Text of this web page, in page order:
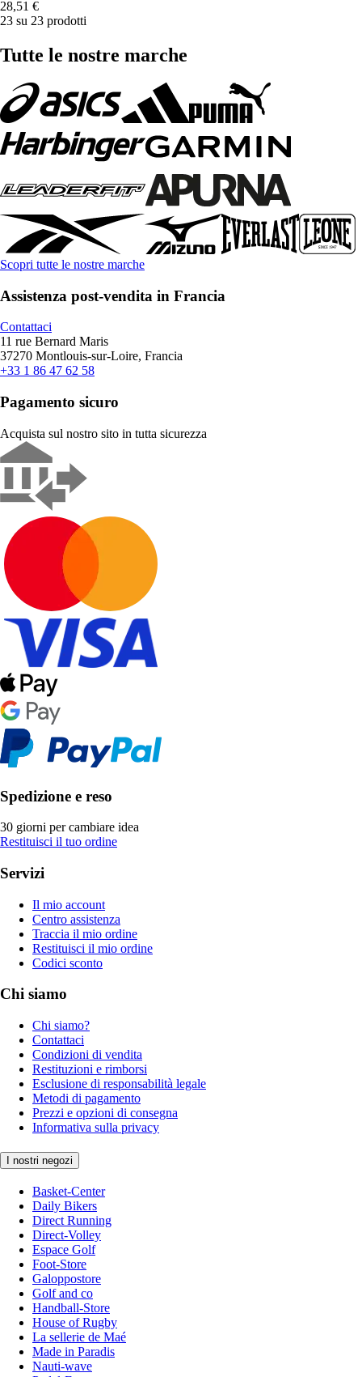
28,51 €
23 su 23 prodotti
Tutte le nostre marche
Scopri tutte le nostre marche
Assistenza post-vendita in Francia
Contattaci
11 rue Bernard Maris
37270 Montlouis-sur-Loire, Francia
+33 1 86 47 62 58
Pagamento sicuro
Acquista sul nostro sito in tutta sicurezza
Spedizione e reso
30 giorni per cambiare idea
Restituisci il tuo ordine
Servizi
Il mio account
Centro assistenza
Traccia il mio ordine
Restituisci il mio ordine
Codici sconto
Chi siamo
Chi siamo?
Contattaci
Condizioni di vendita
Restituzioni e rimborsi
Esclusione di responsabilità legale
Metodi di pagamento
Prezzi e opzioni di consegna
Informativa sulla privacy
I nostri negozi
Basket-Center
Daily Bikers
Direct Running
Direct-Volley
Espace Golf
Foot-Store
Galoppostore
Golf and co
Handball-Store
House of Rugby
La sellerie de Maé
Made in Paradis
Nauti-wave